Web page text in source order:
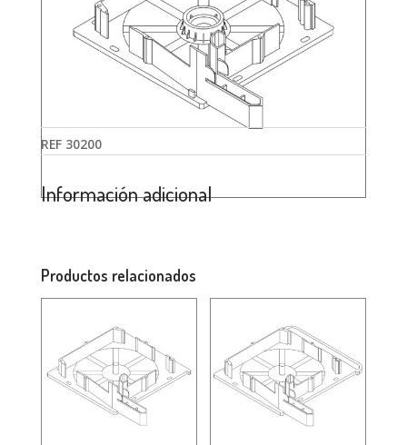
REF 30200
Información adicional
Productos relacionados